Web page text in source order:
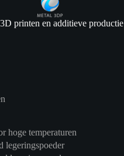
printen en additieve productie
hoge temperaturen
legeringspoeder